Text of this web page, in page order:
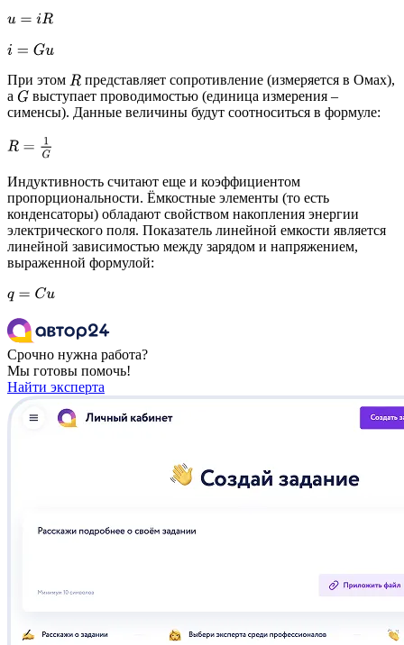
u=iR
i=G u
При этом Rпредставляет сопротивление (измеряется в Омах),
а G выступает проводимостью (единица измерения –
сименсы). Данные величины будут соотноситься в формуле:
R=1G
Индуктивность считают еще и коэффициентом
пропорциональности. Ёмкостные элементы (то есть
конденсаторы) обладают свойством накопления энергии
электрического поля. Показатель линейной емкости является
линейной зависимостью между зарядом и напряжением,
выраженной формулой:
q =C u
Срочно нужна работа?
Мы готовы помочь!
Найти эксперта